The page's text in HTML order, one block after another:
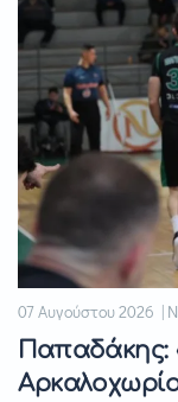
07 Αυγούστου 2026 |
Παπαδάκης: